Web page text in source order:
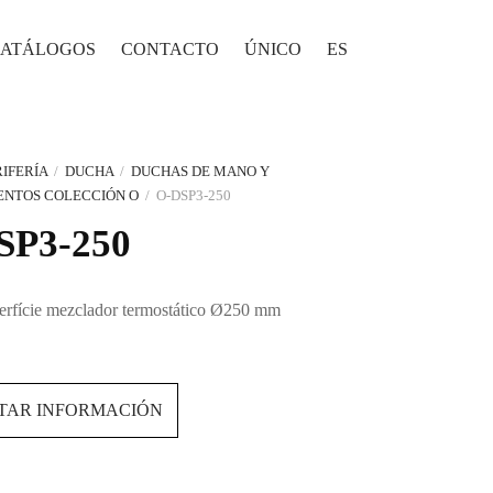
CONTACTO ÚNICO ES
/ DUCHA / DUCHAS DE MANO Y
COLECCIÓN O / O-DSP3-250
250
mezclador termostático Ø250 mm
INFORMACIÓN